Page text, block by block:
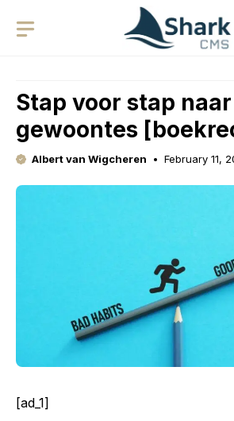
Stap voor stap
gewoontes
Albert van Wigcheren February 11,
[ad_1]